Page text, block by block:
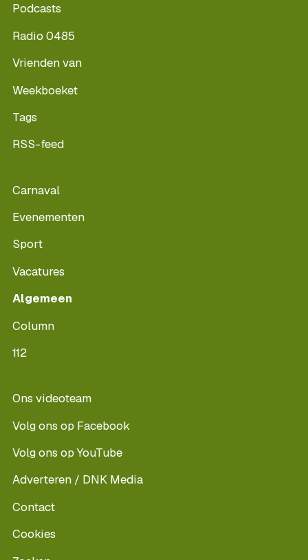
Podcasts
Radio 0485
Vrienden van
Weekboeket
Tags
RSS-feed
Carnaval
Evenementen
Sport
Vacatures
Algemeen
Column
112
Ons videoteam
Volg ons op Facebook
Volg ons op YouTube
Adverteren / DNK Media
Contact
Cookies